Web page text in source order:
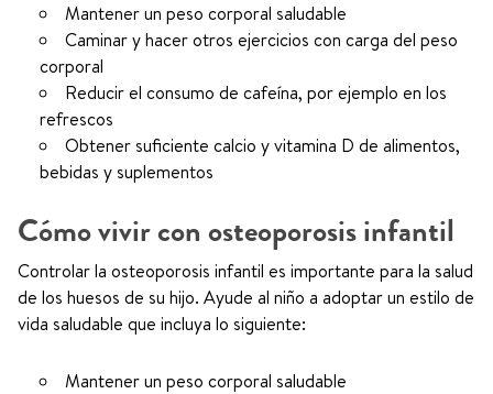
Mantener un peso corporal saludable
Caminar y hacer otros ejercicios con carga del peso
corporal
Reducir el consumo de cafeína, por ejemplo en los
refrescos
Obtener suficiente calcio y vitamina D de alimentos,
bebidas y suplementos
Cómo vivir con osteoporosis infantil
Controlar la osteoporosis infantil es importante para la salud
de los huesos de su hijo. Ayude al niño a adoptar un estilo de
vida saludable que incluya lo siguiente:
Mantener un peso corporal saludable